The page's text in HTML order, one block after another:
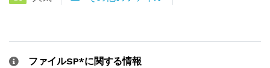
ファイルSP*に関する情報